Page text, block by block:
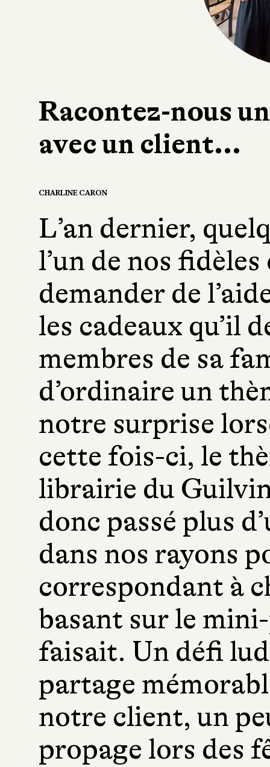
Racontez-nous
avec un client...
CHARLINE CARON
L’an dernier,
l’un de nos
demander de
les cadeaux qu’il
membres de sa
d’ordinaire un
notre surprise
cette fois-ci, le
librairie du
donc passé plus
dans nos rayons
correspondant à
basant sur le
faisait. Un défi
partage
notre client, un
propage lors des